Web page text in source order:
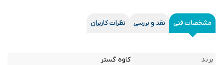
مشخصات فنی نقد و بررسی نظرات کاربران
برند
کاوه گستر